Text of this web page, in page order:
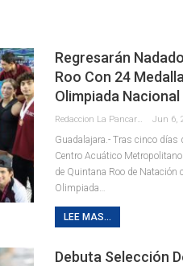
Regresarán
Roo Con 24
Olimpiada Nacional
Jun 6,
Guadalajara.- Tras cinco días
Centro Acuático
de Quintana Roo de Natación
Olimpiada
LEE MAS...
Debuta Selección